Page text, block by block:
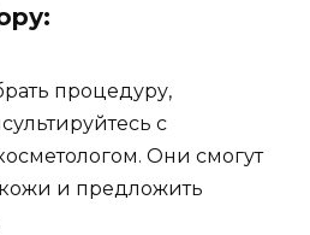
процедуру,
с
Они смогут
и предложить